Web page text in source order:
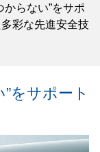
らない”をサポ
彩な先進安全技
をサポート